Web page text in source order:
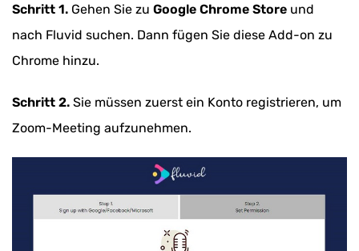
Schritt 1. Gehen Sie zu Google Chrome Store und
nach Fluvid suchen. Dann fügen Sie diese Add-on zu
Chrome hinzu.
Schritt 2. Sie müssen zuerst ein Konto registrieren, um
Zoom-Meeting aufzunehmen.